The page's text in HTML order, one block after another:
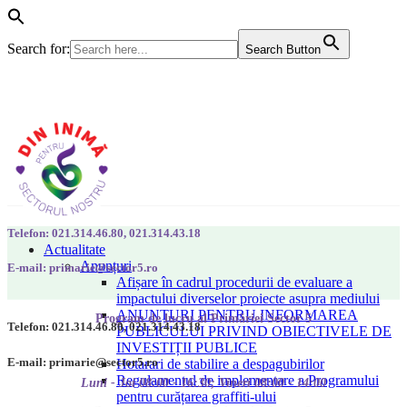
Search for: Search Button
Actualitate
Anunțuri
Afișare în cadrul procedurii de evaluare a
impactului diverselor proiecte asupra mediului
ANUNȚURI PENTRU INFORMAREA
PUBLICULUI PRIVIND OBIECTIVELE DE
INVESTIȚII PUBLICE
Hotarari de stabilire a despagubirilor
Regulamentul de implementare a Programului
pentru curățarea graffiti-ului
Telefon: 021.314.46.80, 021.314.43.18
E-mail: primarie@sector5.ro
Program de lucru al Primăriei Sector 5
Luni - Joi 08:00 - 16:30; Vineri 08:00 - 14:00
Telefon: 021.314.46.80, 021.314.43.18
E-mail: primarie@sector5.ro